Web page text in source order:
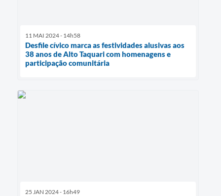
11 MAI 2024 - 14h58
Desfile cívico marca as festividades alusivas aos
38 anos de Alto Taquari com homenagens e
participação comunitária
25 JAN 2024 - 16h49